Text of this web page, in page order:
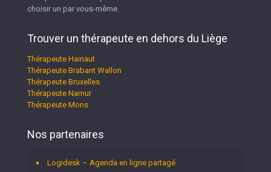
choisir un par vous-même.
Trouver un thérapeute en dehors du Liège
Thérapeute Hainaut
Thérapeute Brabant Wallon
Thérapeute Bruxelles
Thérapeute Namur
Thérapeute Mons
Nos partenaires
Logidesk – Agenda en ligne partagé